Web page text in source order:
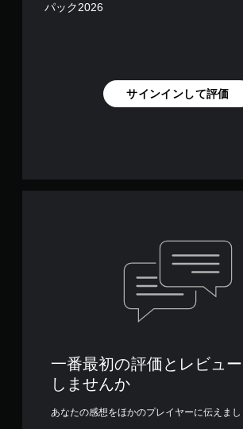
パック2026
サインインして評価
一番最初の評価とレビュ
しませんか
あなたの感想をほかのプレイヤーに伝えまし